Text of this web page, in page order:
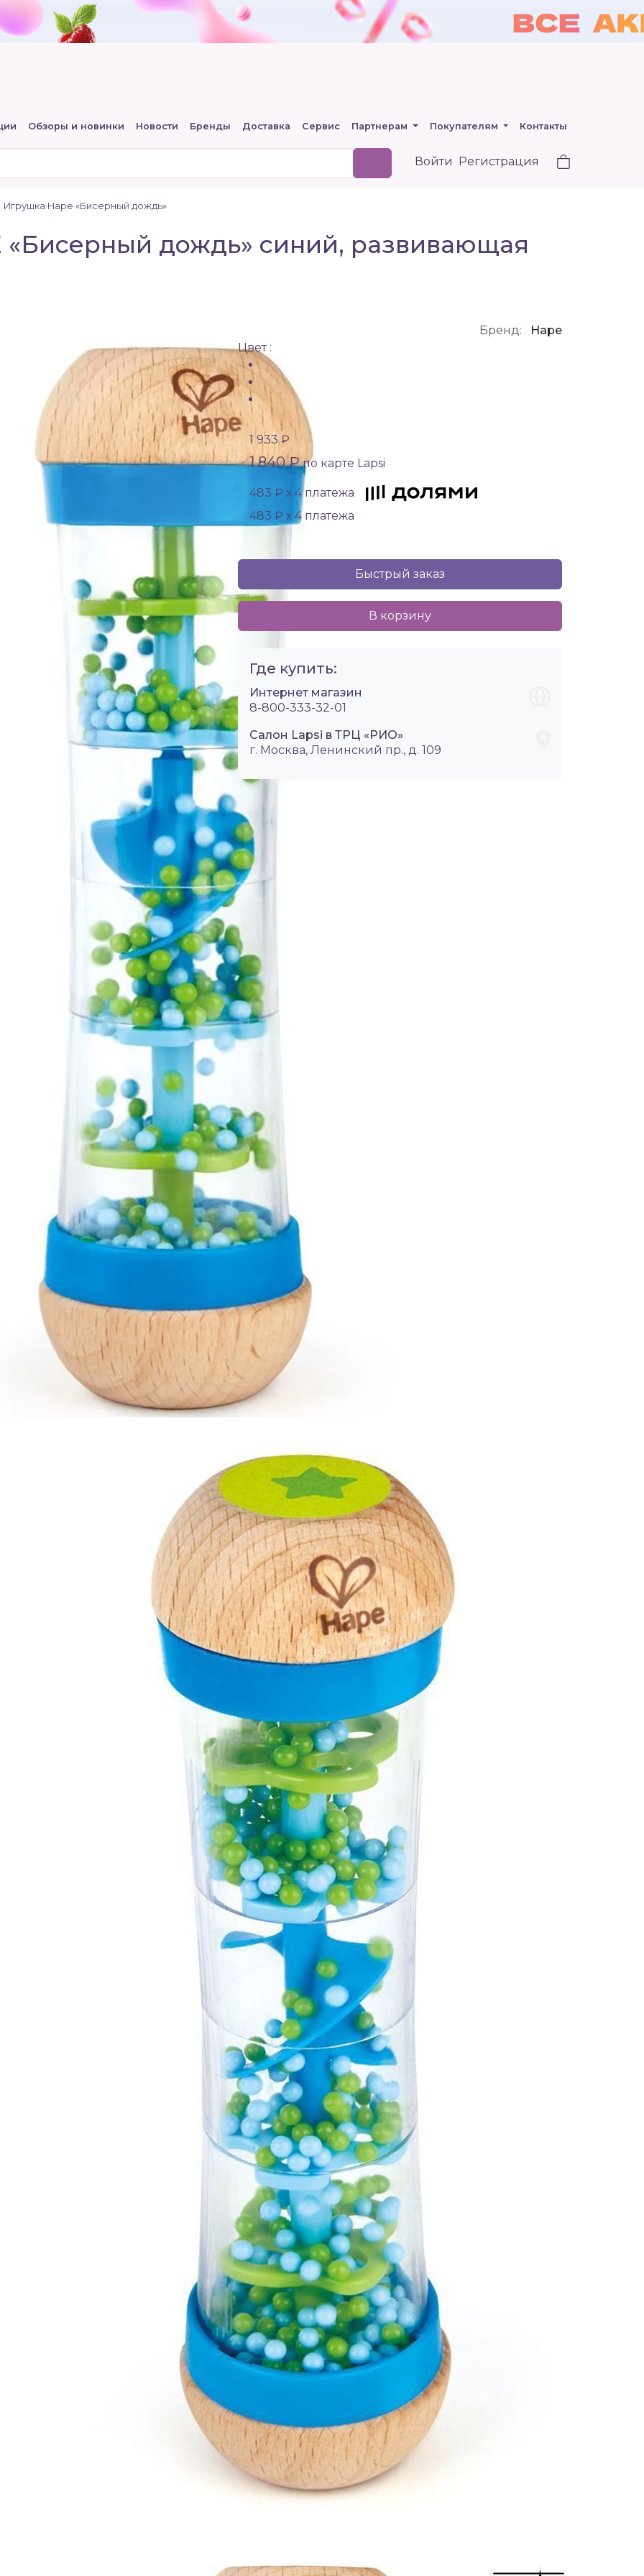
Обзоры и новинки Новости Бренды Доставка Сервис Партнерам Покупателям Контакты
Войти Регистрация
Игрушка Hape «Бисерный дождь»
дождь» синий, развивающая
Бренд:
Hape
Цвет :
1 933 ₽
1 840 ₽по карте Lapsi
483 ₽ х 4 платежа
483 ₽ х 4 платежа
Быстрый заказ
В корзину
Где купить:
Интернет магазин
8-800-333-32-01
Салон Lapsi в ТРЦ «РИО»
г. Москва, Ленинский пр., д. 109